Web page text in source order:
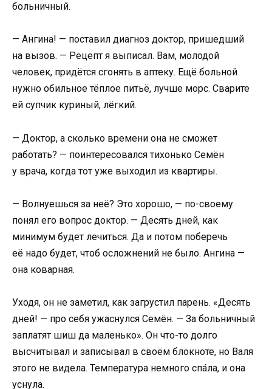
больничный.
— Ангина! — поставил диагноз доктор, пришедший
на вызов. — Рецепт я выписал. Вам, молодой
человек, придётся сгонять в аптеку. Ещё больной
нужно обильное тёплое питьё, лучше морс. Сварите
ей супчик куриный, лёгкий.
— Доктор, а сколько времени она не сможет
работать? — поинтересовался тихонько Семён
у врача, когда тот уже выходил из квартиры.
— Волнуешься за неё? Это хорошо, — по-своему
понял его вопрос доктор. — Десять дней, как
минимум будет лечиться. Да и потом поберечь
её надо будет, чтоб осложнений не было. Ангина —
она коварная.
Уходя, он не заметил, как загрустил парень. «Десять
дней! — про себя ужаснулся Семён. — За больничный
заплатят шиш да маленько». Он что-то долго
высчитывал и записывал в своём блокноте, но Валя
этого не видела. Температура немного спа́ла, и она
уснула.